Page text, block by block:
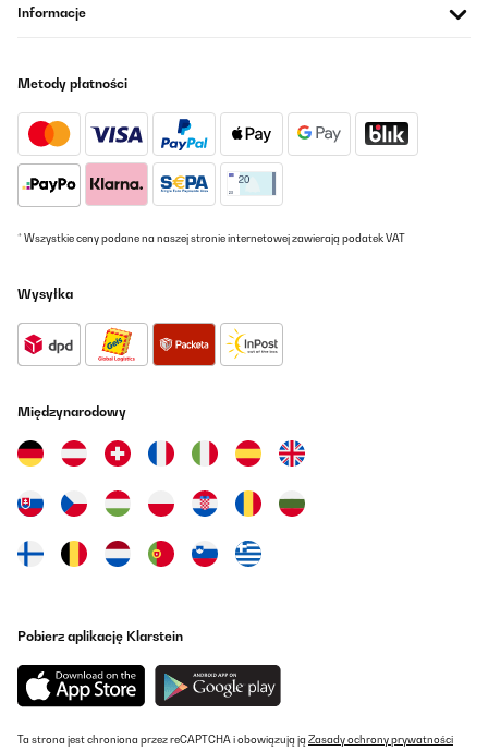
Informacje
Metody płatności
* Wszystkie ceny podane na naszej stronie internetowej zawierają podatek VAT
Wysyłka
Międzynarodowy
Pobierz aplikację Klarstein
Ta strona jest chroniona przez reCAPTCHA i obowiązują ją Zasady ochrony prywatności